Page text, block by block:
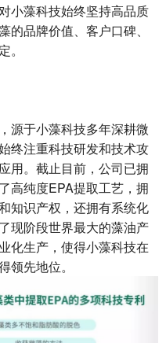
小藻科技始终坚持高品质
品牌价值、客户口碑、
源于小藻科技多年深耕微
终注重科技研发和技术攻
用。截止目前，公司已拥
高纯度EPA提取工艺，拥
知识产权，还拥有系统化
现阶段世界最大的藻油产
化生产，使得小藻科技在
领先地位。